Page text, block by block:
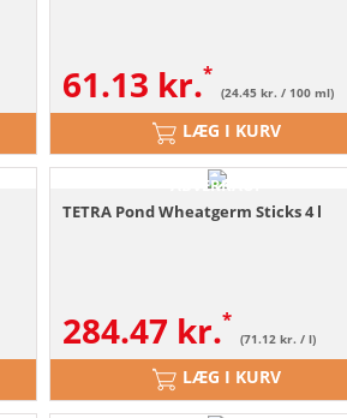
61.13 kr. (24.45 kr. / 100 ml)
LÆG I KURV
TETRA Pond Wheatgerm Sticks 4 l
284.47 kr. (71.12 kr. / l)
ABVERKAUF
LÆG I KURV